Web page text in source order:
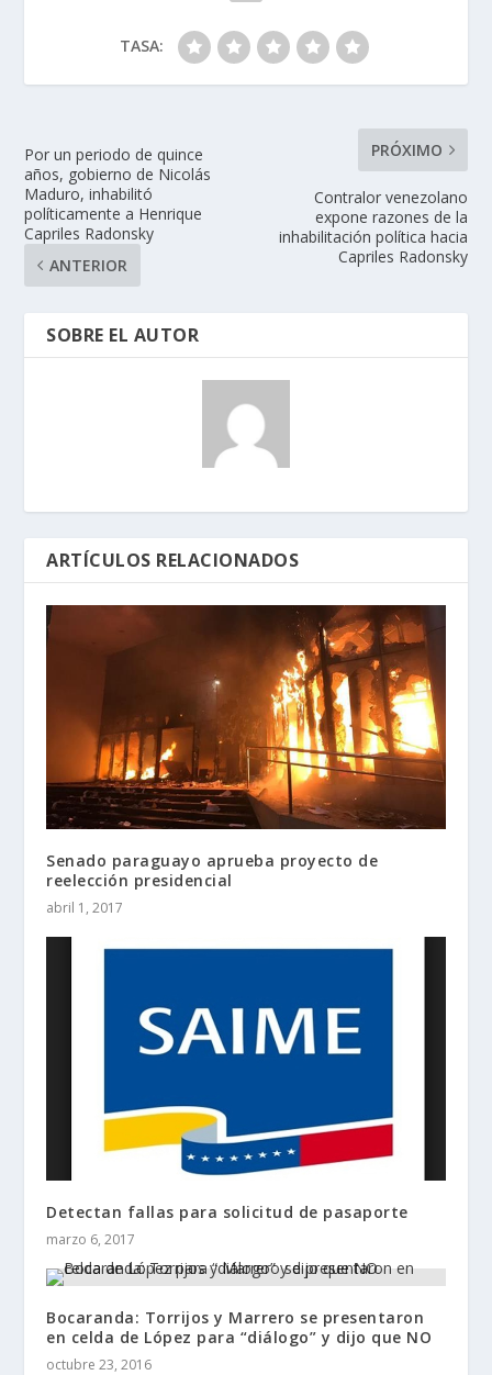
TASA:
Por un periodo de quince
años, gobierno de Nicolás
Maduro, inhabilitó
políticamente a Henrique
Capriles Radonsky
ANTERIOR
PRÓXIMO
Contralor venezolano
expone razones de la
inhabilitación política hacia
Capriles Radonsky
SOBRE EL AUTOR
ARTÍCULOS RELACIONADOS
Senado paraguayo aprueba proyecto de
reelección presidencial
abril 1, 2017
Detectan fallas para solicitud de pasaporte
marzo 6, 2017
Bocaranda: Torrijos y Marrero se presentaron
en celda de López para “diálogo” y dijo que NO
octubre 23, 2016